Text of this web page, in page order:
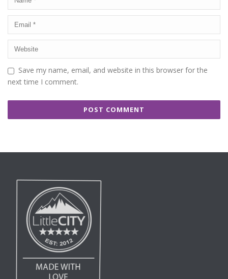
Save my name, email, and website in this browser for the
next time I comment.